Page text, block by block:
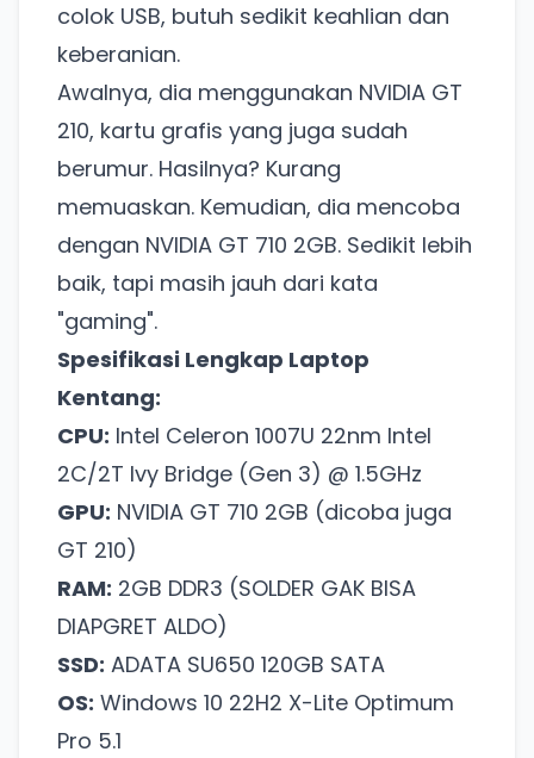
colok USB, butuh sedikit keahlian dan
keberanian.
Awalnya, dia menggunakan NVIDIA GT
210, kartu grafis yang juga sudah
berumur. Hasilnya? Kurang
memuaskan. Kemudian, dia mencoba
dengan NVIDIA GT 710 2GB. Sedikit lebih
baik, tapi masih jauh dari kata
"gaming".
Spesifikasi Lengkap Laptop
Kentang:
CPU: Intel Celeron 1007U 22nm Intel
2C/2T Ivy Bridge (Gen 3) @ 1.5GHz
GPU: NVIDIA GT 710 2GB (dicoba juga
GT 210)
RAM: 2GB DDR3 (SOLDER GAK BISA
DIAPGRET ALDO)
SSD: ADATA SU650 120GB SATA
OS: Windows 10 22H2 X-Lite Optimum
Pro 5.1